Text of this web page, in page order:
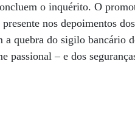
o inquérito. O
nos depoimentos
a quebra do sigilo bancário
passional – e dos